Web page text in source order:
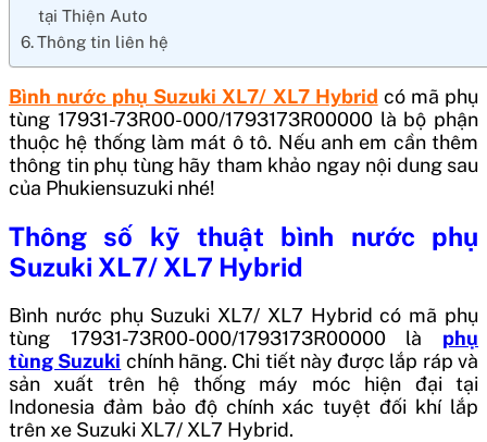
tại Thiện Auto
Thông tin liên hệ
Bình nước phụ Suzuki XL7/ XL7 Hybrid có mã phụ
tùng 17931-73R00-000/1793173R00000là bộ phận
thuộc hệ thống làm mát ô tô. Nếu anh em cần thêm
thông tin phụ tùng hãy tham khảo ngay nội dung sau
của Phukiensuzuki nhé!
Thông số kỹ thuật bình nước phụ
Suzuki XL7/ XL7 Hybrid
Bình nước phụ Suzuki XL7/ XL7 Hybridcó mã phụ
tùng 17931-73R00-000/1793173R00000là phụ
tùng Suzuki chính hãng. Chi tiết này được lắp ráp và
sản xuất trên hệ thống máy móc hiện đại tại
Indonesia đảm bảo độ chính xác tuyệt đối khí lắp
trên xe Suzuki XL7/ XL7 Hybrid.